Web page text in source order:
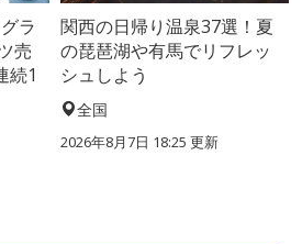
ラ
売
続1
関西の日帰り温泉37選！夏
の琵琶湖や有馬でリフレッ
シュしよう
全国
2026年8月7日 18:25 更新